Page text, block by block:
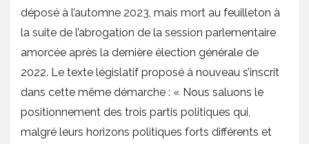
déposé à l’automne 2023, mais mort au feuilleton à
la suite de l’abrogation de la session parlementaire
amorcée après la dernière élection générale de
2022. Le texte législatif proposé à nouveau s’inscrit
dans cette même démarche : « Nous saluons le
positionnement des trois partis politiques qui,
malgré leurs horizons politiques forts différents et